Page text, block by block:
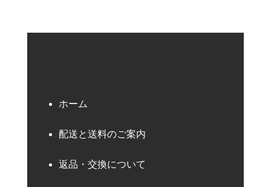
ホーム
配送と送料のご案内
返品・交換について